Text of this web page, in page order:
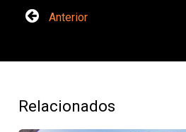
Anterior
Relacionados